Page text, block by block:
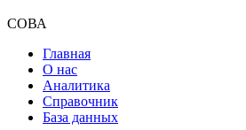
СОВА
Главная
О нас
Аналитика
Справочник
База данных